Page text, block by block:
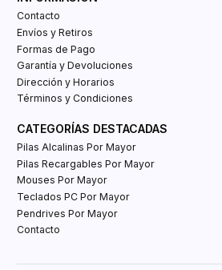
Contacto
Envíos y Retiros
Formas de Pago
Garantía y Devoluciones
Dirección y Horarios
Términos y Condiciones
CATEGORÍAS DESTACADAS
Pilas Alcalinas Por Mayor
Pilas Recargables Por Mayor
Mouses Por Mayor
Teclados PC Por Mayor
Pendrives Por Mayor
Contacto